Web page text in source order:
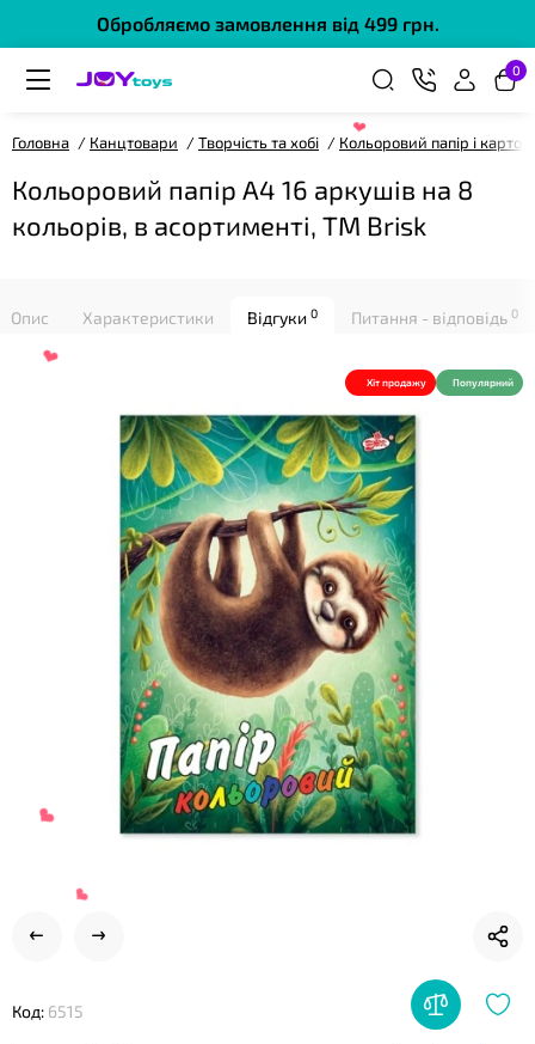
Обробляємо замовлення від 499 грн.
0
Головна Канцтовари Творчість та хобі Кольоровий папір і картон
Кольоровий папір А4 16 аркушів на 8
кольорів, в асортименті, ТМ Brisk
Опис Характеристики Відгуки 0 Питання - відповідь 0
Хіт продажу Популярний
Код: 6515
❤
❤